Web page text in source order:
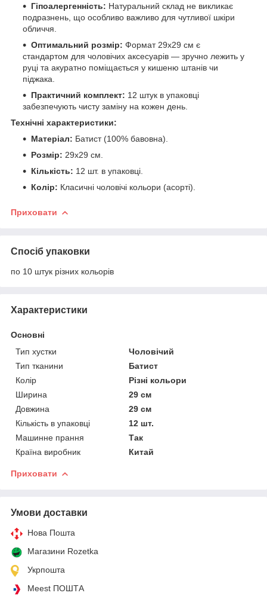
Гіпоалергенність: Натуральний склад не викликає
подразнень, що особливо важливо для чутливої шкіри
обличчя.
Оптимальний розмір: Формат 29х29 см є
стандартом для чоловічих аксесуарів — зручно лежить у
руці та акуратно поміщається у кишеню штанів чи
піджака.
Практичний комплект: 12 штук в упаковці
забезпечують чисту заміну на кожен день.
Технічні характеристики:
Матеріал: Батист (100% бавовна).
Розмір: 29х29 см.
Кількість: 12 шт. в упаковці.
Колір: Класичні чоловічі кольори (асорті).
Приховати
Спосіб упаковки
по 10 штук різних кольорів
Характеристики
Основні
Тип хустки
Чоловічий
Тип тканини
Батист
Колір
Різні кольори
Ширина
29 см
Довжина
29 см
Кількість в упаковці
12 шт.
Машинне прання
Так
Країна виробник
Китай
Приховати
Умови доставки
Нова Пошта
Магазини Rozetka
Укрпошта
Meest ПОШТА